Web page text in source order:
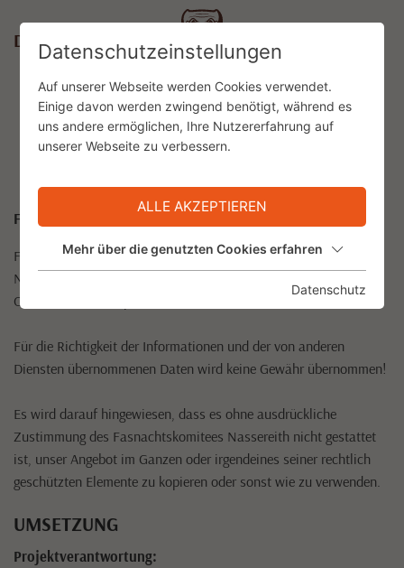
INFORMATIONSPFLICHT LT.
§5 E-COMMERCE-GESETZ
Für den Inhalt verantwortlich:
Fasnachtskomitee Nassereith, Sachsengasse 81a, 6465
Nassereith (ZVR-Zahl: 540851765)
Obmann Gerhard Spielmann; - © alle Rechte vorbehalten!
Für die Richtigkeit der Informationen und der von anderen
Diensten übernommenen Daten wird keine Gewähr übernommen!
Es wird darauf hingewiesen, dass es ohne ausdrückliche
Zustimmung des Fasnachtskomitees Nassereith nicht gestattet
ist, unser Angebot im Ganzen oder irgendeines seiner rechtlich
geschützten Elemente zu kopieren oder sonst wie zu verwenden.
UMSETZUNG
Projektverantwortung:
Datenschutzeinstellungen
Auf unserer Webseite werden Cookies verwendet.
Einige davon werden zwingend benötigt, während es
uns andere ermöglichen, Ihre Nutzererfahrung auf
unserer Webseite zu verbessern.
ALLE AKZEPTIEREN
Mehr über die genutzten Cookies erfahren
Datenschutz
DE